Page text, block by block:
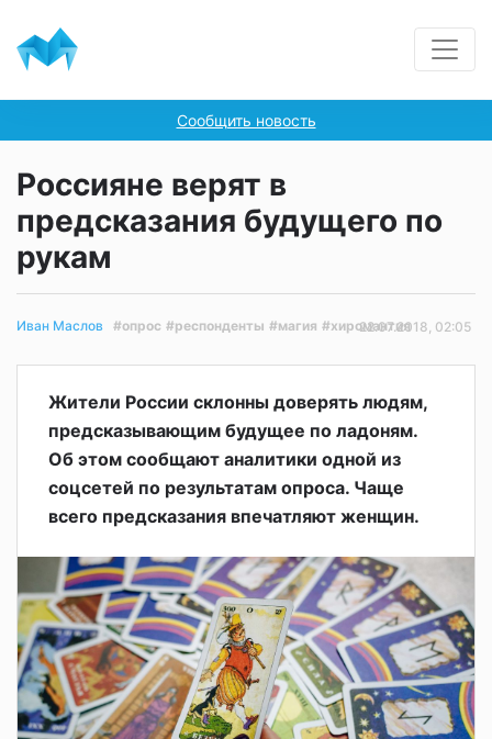
Сообщить новость
Россияне верят в
предсказания будущего по
рукам
Иван Маслов #опрос #респонденты #магия #хиромантия
22.07.2018, 02:05
Жители России склонны доверять людям,
предсказывающим будущее по ладоням.
Об этом сообщают аналитики одной из
соцсетей по результатам опроса. Чаще
всего предсказания впечатляют женщин.